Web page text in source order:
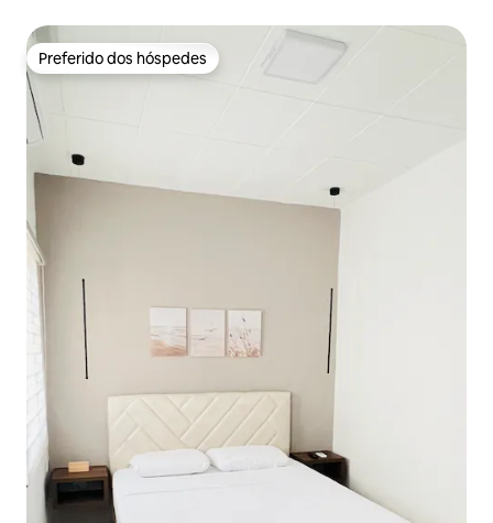
Preferido dos hóspedes
Preferido dos hóspedes